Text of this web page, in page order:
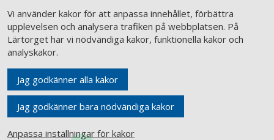
Vi använder kakor för att anpassa innehållet, förbättra
upplevelsen och analysera trafiken på webbplatsen. På
Lärtorget har vi nödvändiga kakor, funktionella kakor och
analyskakor.
Jag godkänner alla kakor
Jag godkänner bara nödvändiga kakor
Anpassa inställningar för kakor